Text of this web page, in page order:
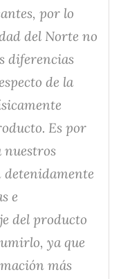
por lo
del Norte no
diferencias
de la
Es por
nuestros
detenidamente
e
del producto
ya que
más